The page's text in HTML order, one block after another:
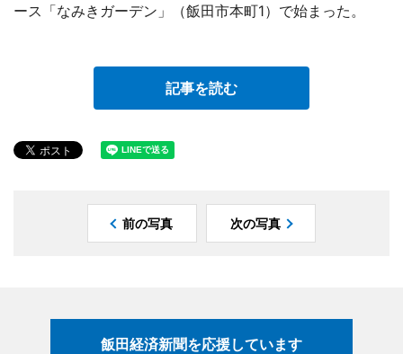
ース「なみきガーデン」（飯田市本町1）で始まった。
記事を読む
前の写真 次の写真
飯田経済新聞を応援しています